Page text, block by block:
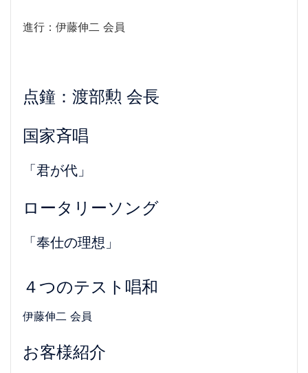
進行：伊藤伸二 会員
点鐘：渡部勲 会長
国家斉唱
「君が代」
ロータリーソング
「奉仕の理想」
４つのテスト唱和
伊藤伸二 会員
お客様紹介